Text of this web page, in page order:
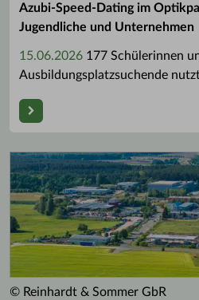
Azubi-Speed-Dating im
Jugendliche und Unternehmen
15.06.2026 177 Schülerinnen
Ausbildungsplatzsuchende
© Reinhardt & Sommer GbR